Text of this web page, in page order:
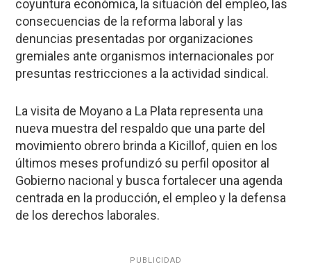
coyuntura económica, la situación del empleo, las
consecuencias de la reforma laboral y las
denuncias presentadas por organizaciones
gremiales ante organismos internacionales por
presuntas restricciones a la actividad sindical.
La visita de Moyano a La Plata representa una
nueva muestra del respaldo que una parte del
movimiento obrero brinda a Kicillof, quien en los
últimos meses profundizó su perfil opositor al
Gobierno nacional y busca fortalecer una agenda
centrada en la producción, el empleo y la defensa
de los derechos laborales.
PUBLICIDAD